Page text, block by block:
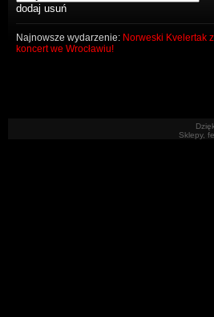
Najnowsze wydarzenie: Norweski Kvelertak
koncert we Wrocławiu!
Sklepy,